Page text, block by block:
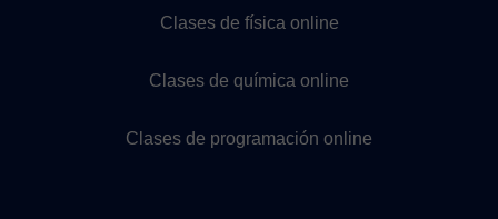
Clases de física online
Clases de química online
Clases de programación online